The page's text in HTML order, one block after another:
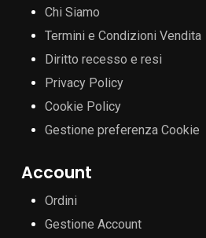
Chi Siamo
Termini e Condizioni Vendita
Diritto recesso e resi
Privacy Policy
Cookie Policy
Gestione preferenza Cookie
Account
Ordini
Gestione Account